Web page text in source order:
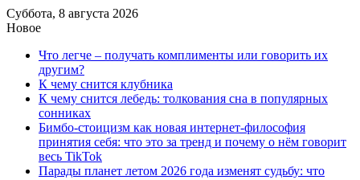
Суббота, 8 августа 2026
Новое
Что легче – получать комплименты или говорить их
другим?
К чему снится клубника
К чему снится лебедь: толкования сна в популярных
сонниках
Бимбо-стоицизм как новая интернет-философия
принятия себя: что это за тренд и почему о нём говорит
весь TikTok
Парады планет летом 2026 года изменят судьбу: что